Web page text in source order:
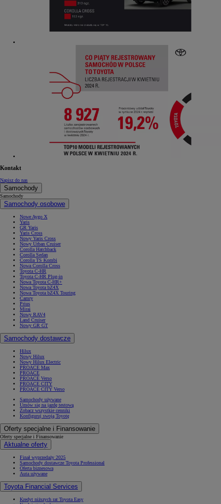
Kontakt
Napisz do nas
Samochody
Samochody
Samochody osobowe
Nowe Aygo X
Yaris
GR Yaris
Yaris Cross
Nowy Yaris Cross
Nowy Urban Cruiser
Corolla Hatchback
Corolla Sedan
Corolla TS Kombi
Nowa Corolla Cross
Toyota C-HR
Toyota C-HR Plug-in
Nowa Toyota C-HR+
Nowa Toyota bZ4X
Nowa Toyota bZ4X Touring
Camry
Prius
Mirai
Nowy RAV4
Land Cruiser
Nowy GR GT
Samochody dostawcze
Hilux
Nowy Hilux
Nowy Hilux Electric
PROACE Max
PROACE
PROACE Verso
PROACE CITY
PROACE CITY Verso
Samochody używane
Umów się na jazdę testową
Zobacz wszystkie cenniki
Konfiguruj swoją Toyotę
Oferty specjalne i Finansowanie
Oferty specjalne i Finansowanie
Aktualne oferty
Finał wyprzedaży 2025
Samochody dostawcze Toyota Professional
Oferta biznesowa
Auta używane
Toyota Financial Services
Kredyt niższych rat Toyota Easy